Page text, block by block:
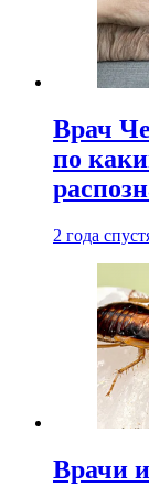
Врач
по
2 года
Врачи